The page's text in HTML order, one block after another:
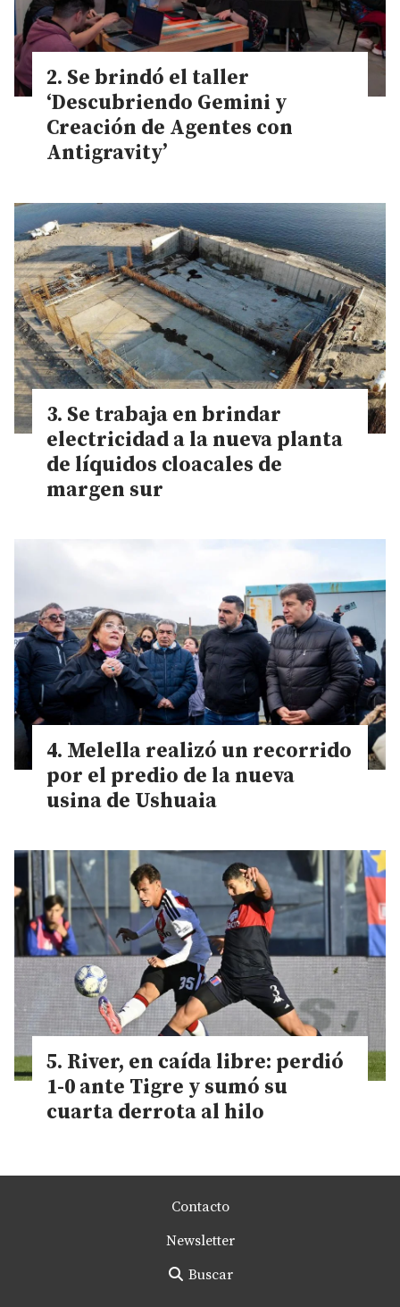
Se brindó el taller
‘Descubriendo Gemini y
Creación de Agentes con
Antigravity’
Se trabaja en brindar
electricidad a la nueva planta
de líquidos cloacales de
margen sur
Melella realizó un recorrido
por el predio de la nueva
usina de Ushuaia
River, en caída libre: perdió
1-0 ante Tigre y sumó su
cuarta derrota al hilo
Contacto
Newsletter
Buscar